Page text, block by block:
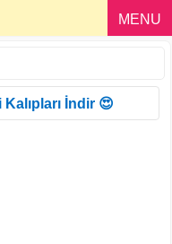
MENU
Kalıpları İndir 😍